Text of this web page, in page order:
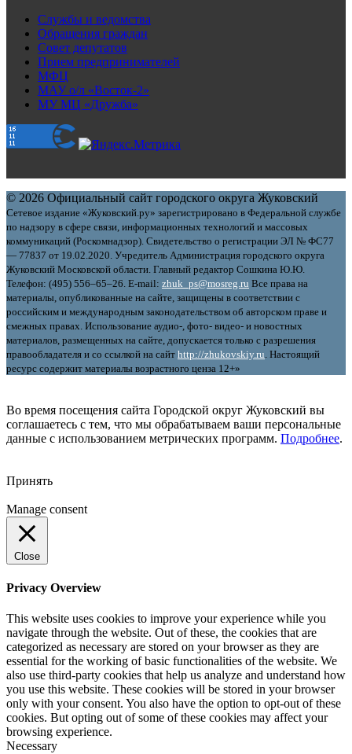
Службы и ведомства
Обращения граждан
Совет депутатов
Прием предпринимателей
МФЦ
МАУ о/л «Восток-2»
МУ МЦ «Дружба»
© 2026 Официальный сайт городского округа Жуковский
Сетевое издание «Жуковский.ру» зарегистрировано в Федеральной службе
по надзору в сфере связи, информационных технологий и массовых
коммуникаций (Роскомнадзор). Свидетельство о регистрации ЭЛ № ФС77
— 77837 от 19.02.2020. Учредитель Администрация городского округа
Жуковский Московской области. Главный редактор Сошкина Ю.Ю.
Телефон: (495) 556–65–26. E‑mail: zhuk_ps@mosreg.ru Все права на
материалы, опубликованные на сайте, защищены в соответствии с
российским и международным законодательством об авторском праве и
смежных правах. Использование аудио-, фото- видео- и новостных
материалов, размещенных на сайте, допускается только с разрешения
правообладателя и со ссылкой на сайт http://zhukovskiy.ru . Настоящий
ресурс содержит материалы возрастного ценза 12+»
Во время посещения сайта Городской округ Жуковский вы
соглашаетесь с тем, что мы обрабатываем ваши персональные
данные с использованием метрических программ. Подробнее.
Принять
Manage consent
Close
Privacy Overview
This website uses cookies to improve your experience while you
navigate through the website. Out of these, the cookies that are
categorized as necessary are stored on your browser as they are
essential for the working of basic functionalities of the website. We
also use third-party cookies that help us analyze and understand how
you use this website. These cookies will be stored in your browser
only with your consent. You also have the option to opt-out of these
cookies. But opting out of some of these cookies may affect your
browsing experience.
Necessary